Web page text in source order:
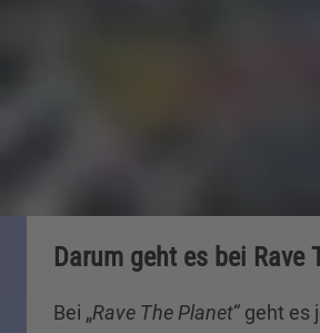
Darum geht es bei Rave
Bei „Rave The Planet“ geht es